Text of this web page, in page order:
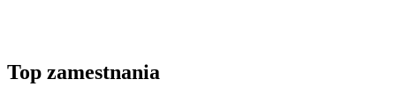
Top zamestnania